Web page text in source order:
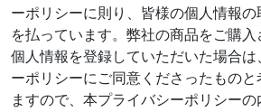
ーポリシーに則り、皆様の個人情報
を払っています。弊社の商品をご購
個人情報を登録していただいた場合
ーポリシーにご同意くださったものと
ますので、本プライバシーポリシー